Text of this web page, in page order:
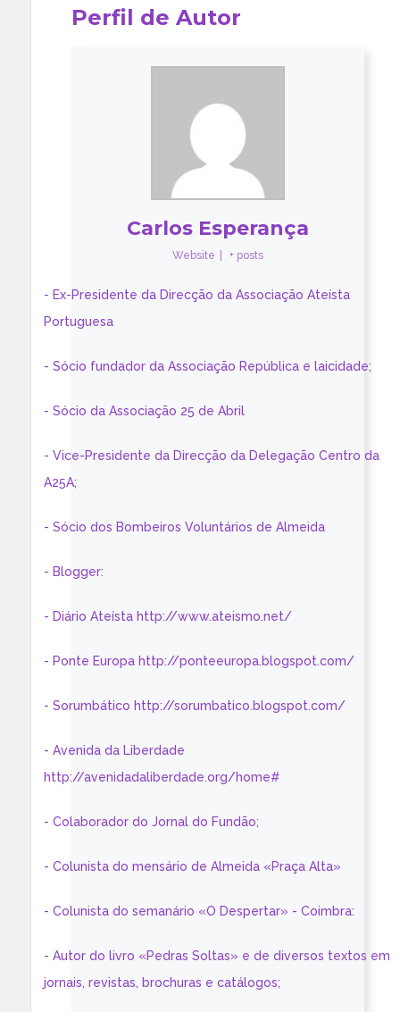
Perfil de Autor
Carlos Esperança
Website + posts
- Ex-Presidente da Direcção da Associação Ateísta
Portuguesa
- Sócio fundador da Associação República e laicidade;
- Sócio da Associação 25 de Abril
- Vice-Presidente da Direcção da Delegação Centro da
A25A;
- Sócio dos Bombeiros Voluntários de Almeida
- Blogger:
- Diário Ateísta http://www.ateismo.net/
- Ponte Europa http://ponteeuropa.blogspot.com/
- Sorumbático http://sorumbatico.blogspot.com/
- Avenida da Liberdade
http://avenidadaliberdade.org/home#
- Colaborador do Jornal do Fundão;
- Colunista do mensário de Almeida «Praça Alta»
- Colunista do semanário «O Despertar» - Coimbra:
- Autor do livro «Pedras Soltas» e de diversos textos em
jornais, revistas, brochuras e catálogos;